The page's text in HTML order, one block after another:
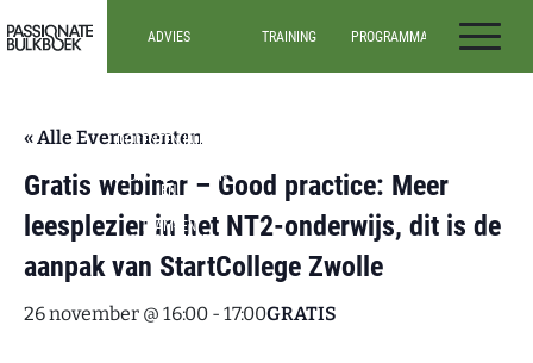
Passionate Bulkboek
ADVIES
DOCENTEN IN HET
MEDIATHECARISSEN
EN
TEAM- EN
SCHOOLLEIDERS
TRAINING PROGRAMMA’S
« Alle Evenementen
Gratis webinar – Good practice: Meer
leesplezier in het NT2-onderwijs, dit is de
aanpak van StartCollege Zwolle
26 november @ 16:00 - 17:00GRATIS